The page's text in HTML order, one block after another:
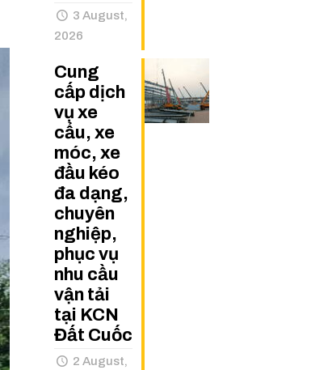
3 August,
2026
Cung
cấp dịch
vụ xe
cẩu, xe
móc, xe
đầu kéo
đa dạng,
chuyên
nghiệp,
phục vụ
nhu cầu
vận tải
tại KCN
Đất Cuốc
2 August,